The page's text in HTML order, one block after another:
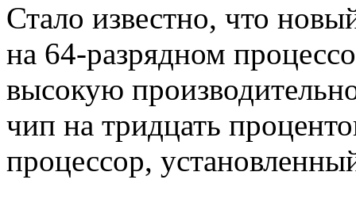
Стало известно, что
на 64-разрядном
высокую
чип на тридцать
процессор,